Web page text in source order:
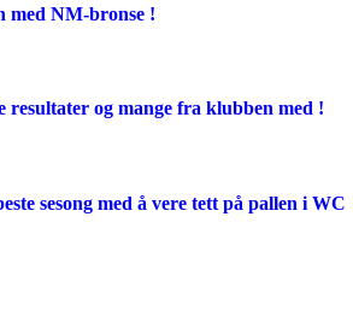
med NM-bronse !
resultater og mange fra klubben med !
sesong med å vere tett på pallen i WC